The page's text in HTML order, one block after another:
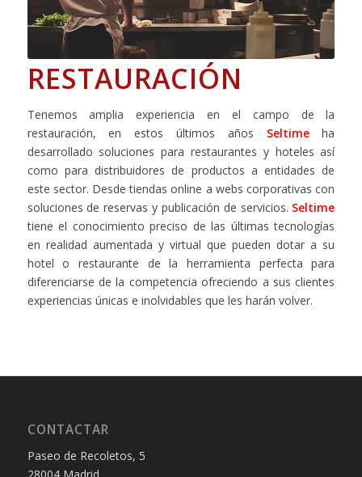
RESTAURACIÓN
Tenemos amplia experiencia en el campo de la
restauración, en estos últimos años Seltimeha
desarrollado soluciones para restaurantes y hoteles así
como para distribuidores de productos a entidades de
este sector. Desde tiendas online a webs corporativas con
soluciones de reservas y publicación de servicios. Seltime
tiene el conocimiento preciso de las últimas tecnologías
en realidad aumentada y virtual que pueden dotar a su
hotel o restaurante de la herramienta perfecta para
diferenciarse de la competencia ofreciendo a sus clientes
experiencias únicas e inolvidables que les harán volver.
CONTACTAR
Paseo de Recoletos, 5